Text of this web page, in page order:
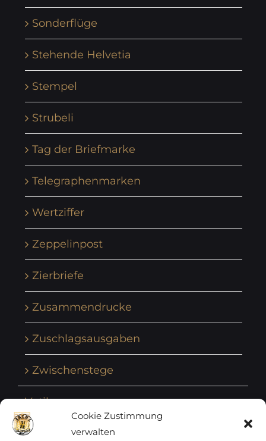
Cookie Zustimmung
verwalten
Sonderflüge
Stehende Helvetia
Stempel
Strubeli
Tag der Briefmarke
Telegraphenmarken
Wertziffer
Zeppelinpost
Zierbriefe
Zusammendrucke
Zuschlagsausgaben
Zwischenstege
Vatikan
Vereinte Nationen